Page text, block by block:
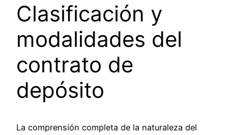
Clasificación y
modalidades del
contrato de
depósito
La comprensión completa de la naturaleza del